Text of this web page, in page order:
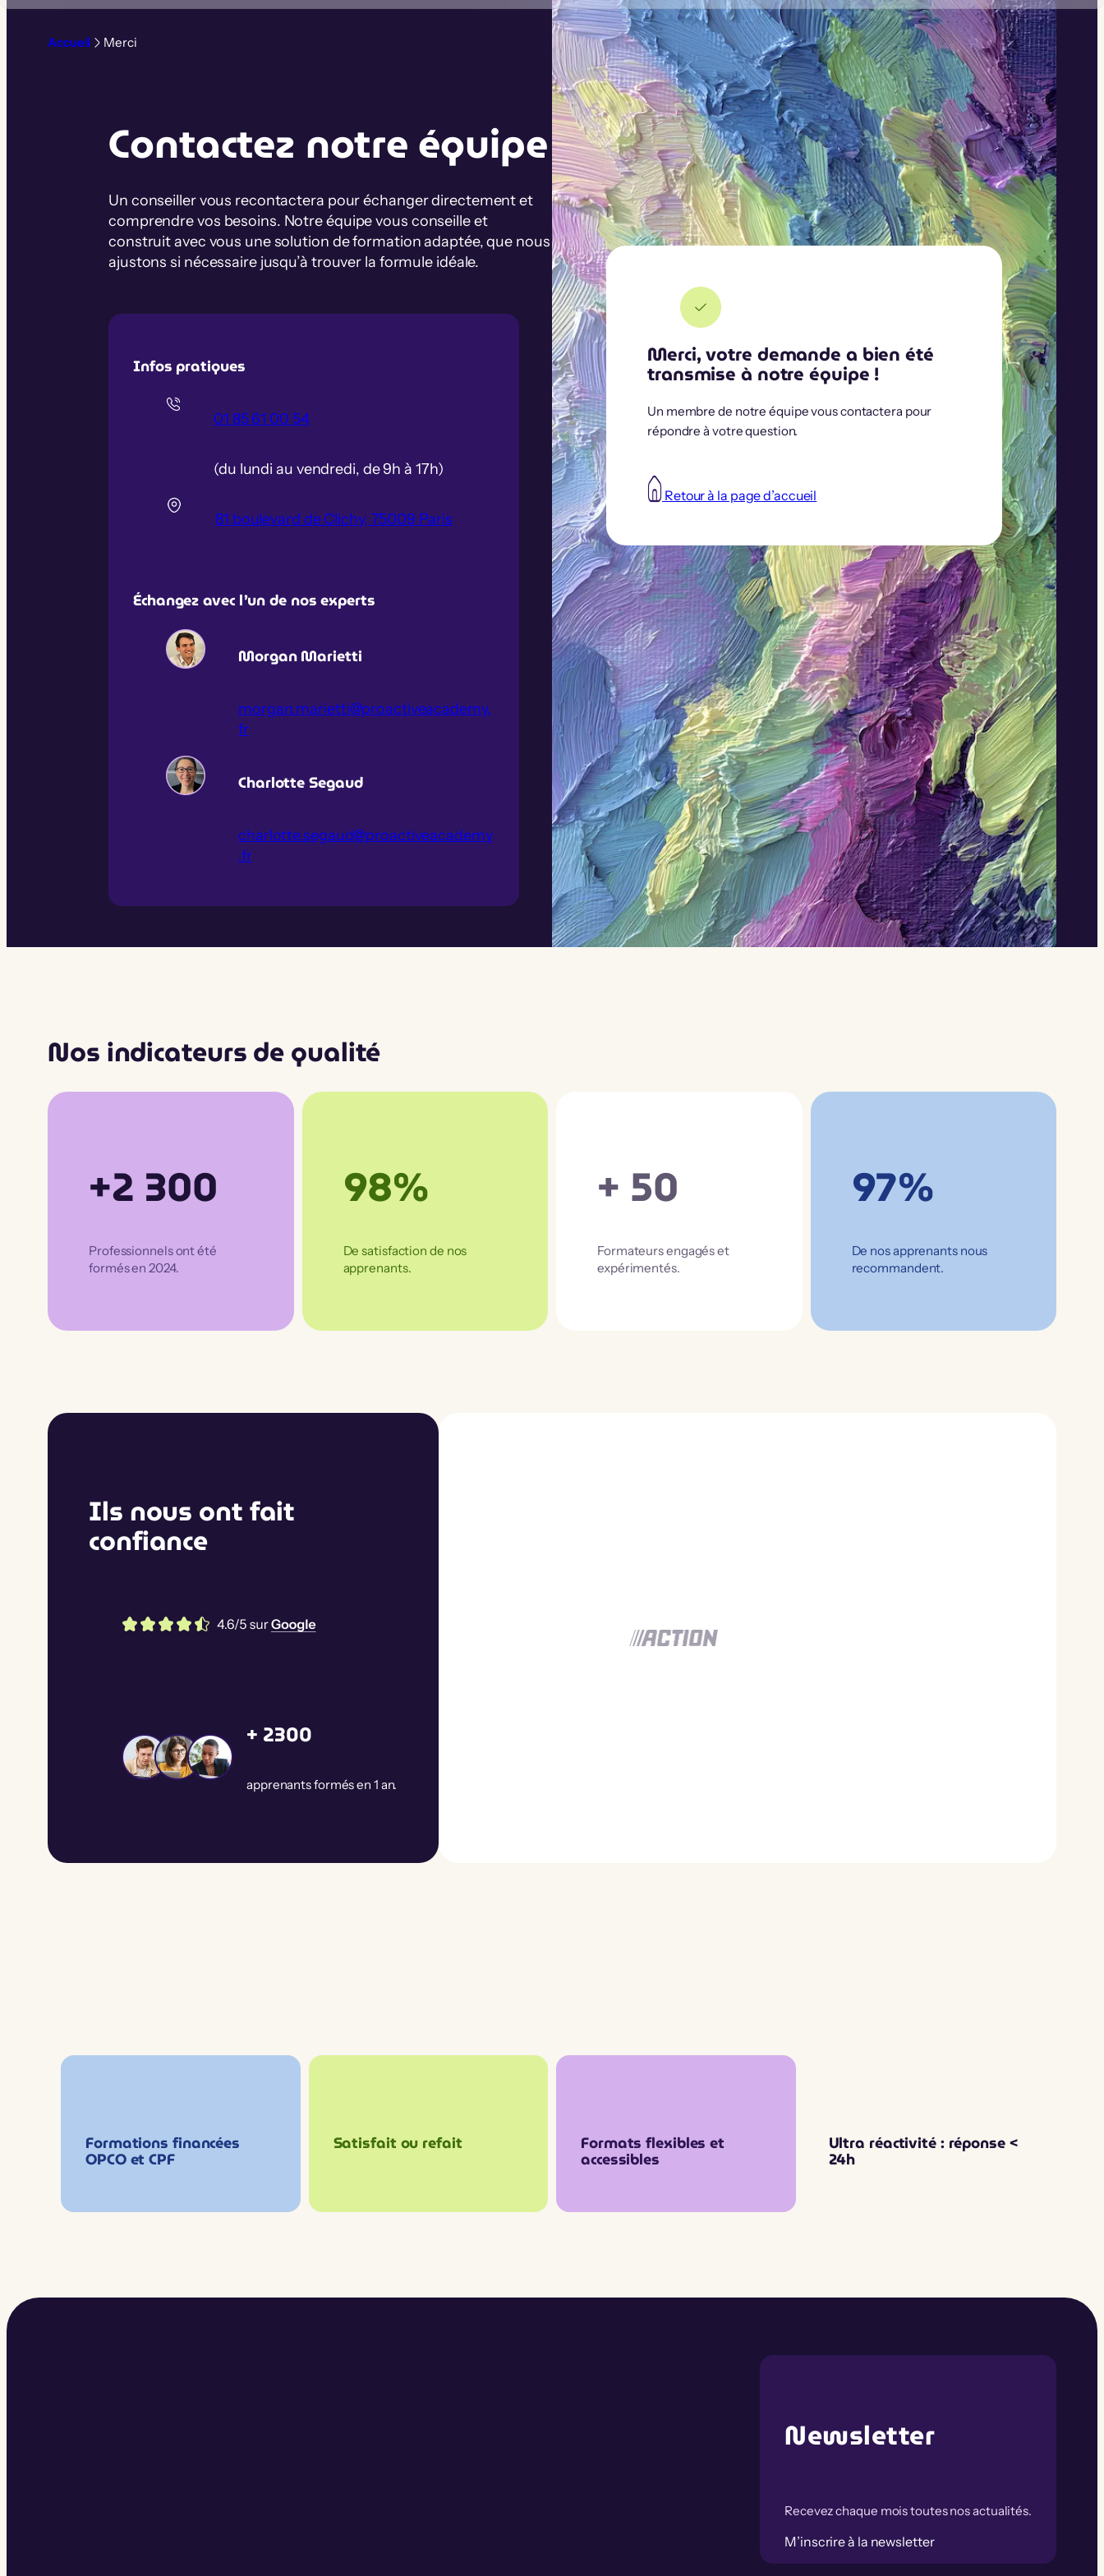
Aller
contenuAccueil Merci
Contactez notre équipe
Un conseiller vous recontactera pour échanger directement et
comprendre vos besoins. Notre équipe vous conseille et
construit avec vous une solution de formation adaptée, que nous
ajustons si nécessaire jusqu’à trouver la formule idéale.
Infos pratiques
01 85 61 00 54
(du lundi au vendredi, de 9h à 17h)
81 boulevard de Clichy, 75009 Paris
Échangez avec l’un de nos experts
Morgan Marietti
morgan.marietti@proactiveacademy.
fr
Charlotte Segaud
charlotte.segaud@proactiveacademy
.fr
Merci, votre demande a bien été
transmise à notre équipe !
Un membre de notre équipe vous contactera pour
répondre à votre question.
Retour à la page d’accueil
Nos indicateurs de qualité
+2 300
Professionnels ont été
formés en 2024.
98%
De satisfaction de nos
apprenants.
+ 50
Formateurs engagés et
expérimentés.
97%
De nos apprenants nous
recommandent.
Ils nous ont fait
confiance
+ 2300
apprenants formés en 1 an.
Formations financées
OPCO et CPF
Satisfait ou refait Formats flexibles et
accessibles
Ultra réactivité : réponse <
24h
Newsletter
Recevez chaque mois toutes nos actualités.
M’inscrire à la newsletter